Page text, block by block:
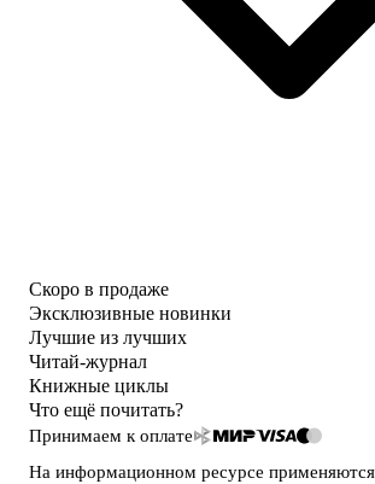
Скоро в продаже
Эксклюзивные новинки
Лучшие из лучших
Читай-журнал
Книжные циклы
Что ещё почитать?
Принимаем к оплате
На информационном ресурсе применяются